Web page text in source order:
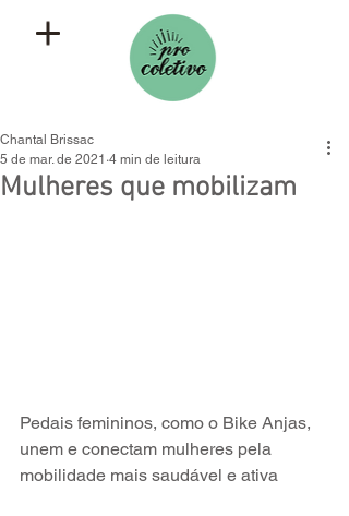
Mulheres que mobilizam
Chantal Brissac
5 de mar. de 2021 4 min de leitura
Pedais femininos, como o Bike Anjas,
unem e conectam mulheres pela
mobilidade mais saudável e ativa